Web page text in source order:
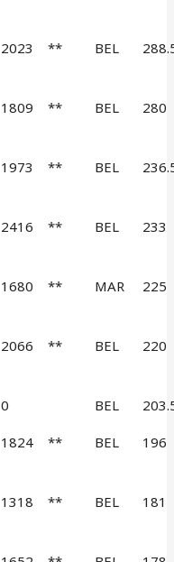
2023 ** BEL
1809 ** BEL 280
1973 ** BEL
2416 ** BEL 233
1680 ** MAR 225
2066 ** BEL 220
0 BEL
1824 ** BEL 196
1318 ** BEL 181